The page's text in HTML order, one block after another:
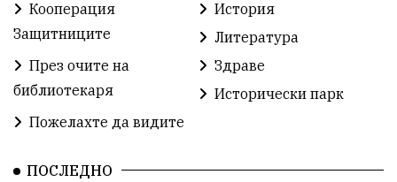
СУ „Христо Ботев“ – Ветрино Вълчи дол
Предстоящи Доброволчески дейности
Забавления Второ българско царство
Храна от село Лична инициатива
Кооперация
Защитниците
История
Литература
През очите на
библиотекаря
Здраве
Исторически парк
Пожелахте да видите
ПОСЛЕДНО